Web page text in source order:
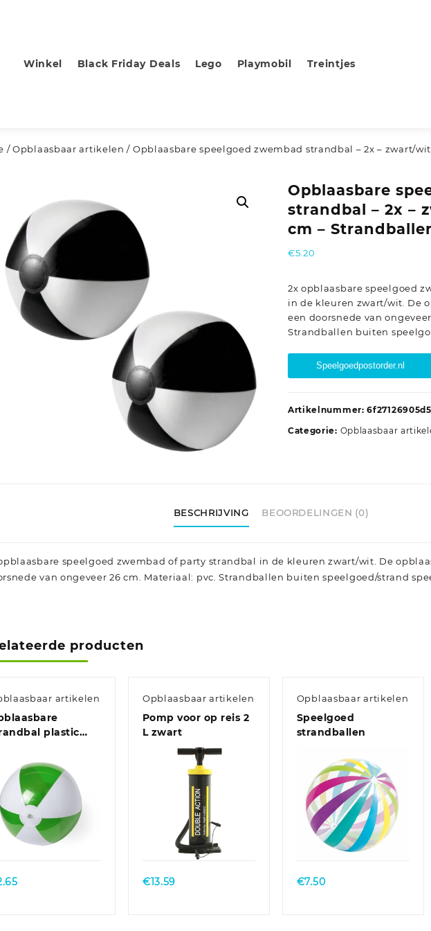
Winkel Black Friday Deals Lego Playmobil Treintjes
/Opblaasbaar artikelen / Opblaasbare speelgoed zwembad strandbal – 2x – zwart/
Opblaasbare
strandbal – 2x –
cm –
€5.20
2x opblaasbare speelgoed
in de kleuren zwart/wit. De
een doorsnede van
Strandballen buiten
Speelgoedpostorder.nl
Artikelnummer:6f27126905d5
Categorie: Opblaasbaar
BESCHRIJVING BEOORDELINGEN (0)
speelgoed zwembad of party strandbal in de kleuren zwart/wit. De
van ongeveer 26 cm. Materiaal: pvc. Strandballen buiten speelgoed/strand
producten
artikelen
plastic
Opblaasbaar artikelen
Pomp voor op reis 2
L zwart
€13.59
Opblaasbaar artikelen
Speelgoed
strandballen
€7.50